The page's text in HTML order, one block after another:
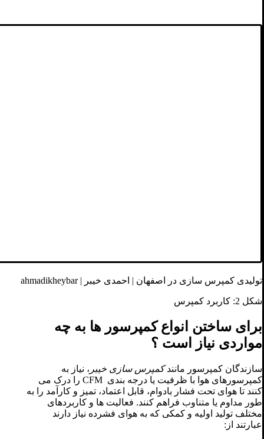
تولیدی کمپرس سازی در اصفهان | احمدی خیبر | ahmadikheybar
شکل 2: کاربرد کمپرس
برای ساختن انواع کمپرسور ها به چه
مواردی نیاز است ؟
سازندگان کمپرسور مانندکمپرس سازی خیبر ، نیاز به
کمپرسورهای هوا با ظرفیت یا درجه بندی CFM را درک می
کنند تا هوای تحت فشار بادوام، قابل اعتماد، تمیز و کارآمد را به
طور مداوم یا متناوب فراهم کنند. فعالیت ها و کاربردهای
مختلف تولید اولیه و کمکی که به هوای فشرده نیاز دارند
عبارتند از: